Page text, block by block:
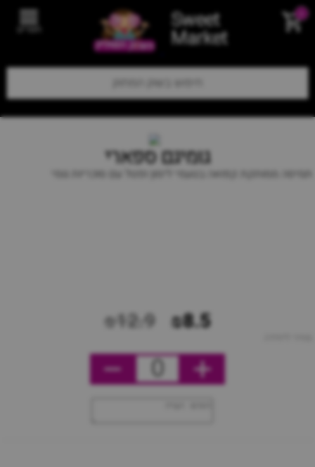
Sweet
Market תפריט
גומיגם ספארי
תמיסה ממותקת קפואה בטעמי לימון ופטל עם סוכריות גומי
₪8.5
₪12.9
0